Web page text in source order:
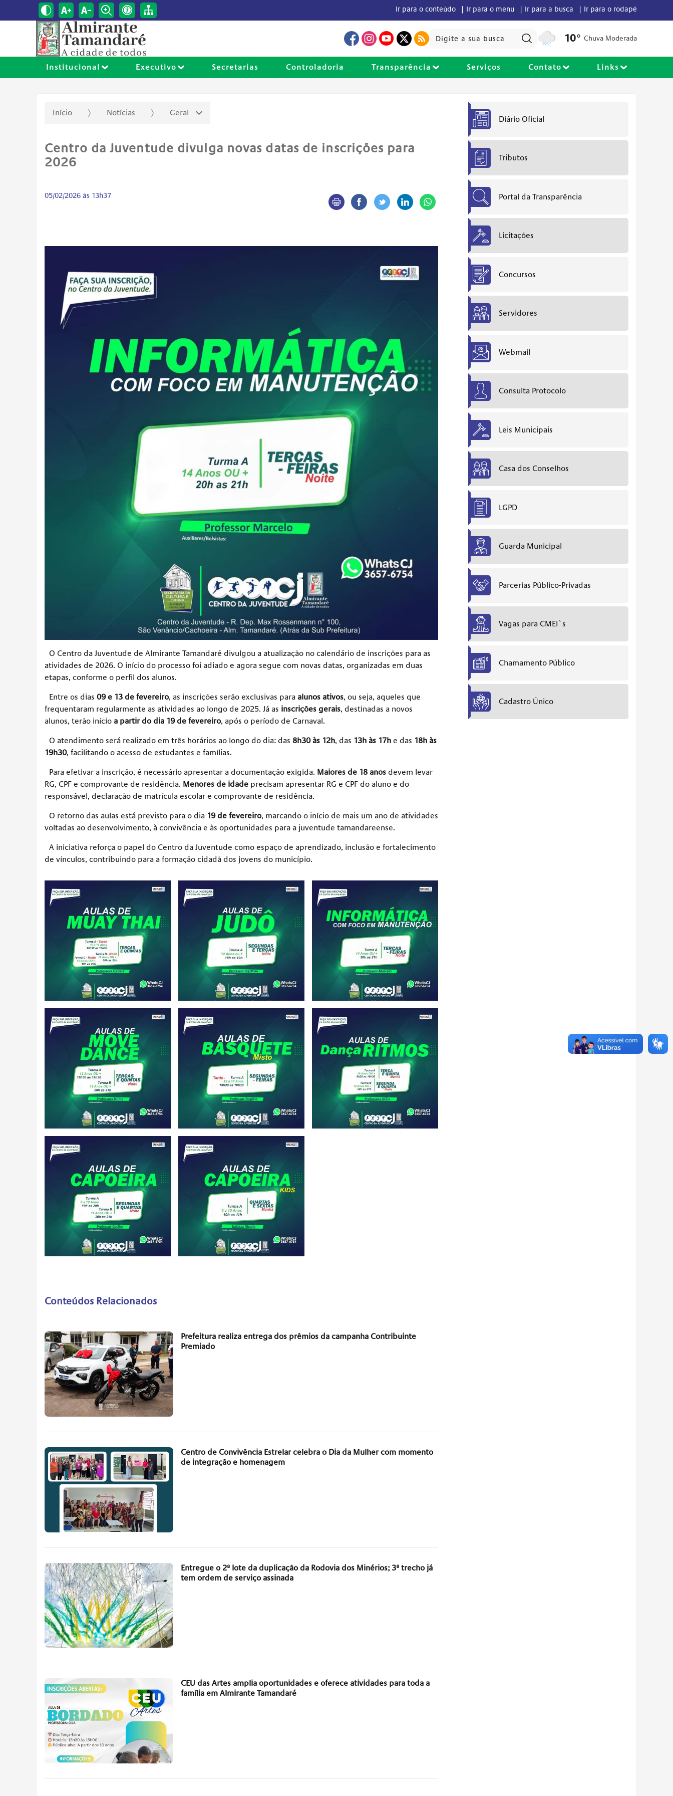
Ir para o conteúdo | Ir para o menu | Ir para a busca | Ir para o rodapé
Pesquisar:10° Chuva Moderada
Institucional Executivo Secretarias Controladoria Transparência Serviços Contato Links
Início Notícias Geral
Centro da Juventude divulga novas datas de inscrições para
2026
05/02/2026 às 13h37
O Centro da Juventude de Almirante Tamandaré divulgou a atualização no calendário de inscrições para as
atividades de 2026. O início do processo foi adiado e agora segue com novas datas, organizadas em duas
etapas, conforme o perfil dos alunos.
Entre os dias 09 e 13 de fevereiro, as inscrições serão exclusivas para alunos ativos, ou seja, aqueles que
frequentaram regularmente as atividades ao longo de 2025. Já as inscrições gerais, destinadas a novos
alunos, terão início a partir do dia 19 de fevereiro, após o período de Carnaval.
O atendimento será realizado em três horários ao longo do dia: das 8h30 às 12h, das 13h às 17h e das 18h às
19h30, facilitando o acesso de estudantes e famílias.
Para efetivar a inscrição, é necessário apresentar a documentação exigida. Maiores de 18 anos devem levar
RG, CPF e comprovante de residência. Menores de idade precisam apresentar RG e CPF do aluno e do
responsável, declaração de matrícula escolar e comprovante de residência.
O retorno das aulas está previsto para o dia 19 de fevereiro, marcando o início de mais um ano de atividades
voltadas ao desenvolvimento, à convivência e às oportunidades para a juventude tamandareense.
A iniciativa reforça o papel do Centro da Juventude como espaço de aprendizado, inclusão e fortalecimento
de vínculos, contribuindo para a formação cidadã dos jovens do município.
Conteúdos Relacionados
Prefeitura realiza entrega dos prêmios da campanha Contribuinte
Premiado
Centro de Convivência Estrelar celebra o Dia da Mulher com momento
de integração e homenagem
Entregue o 2º lote da duplicação da Rodovia dos Minérios; 3º trecho já
tem ordem de serviço assinada
CEU das Artes amplia oportunidades e oferece atividades para toda a
família em Almirante Tamandaré
Diário Oficial
Tributos
Portal da Transparência
Licitações
Concursos
Servidores
Webmail
Consulta Protocolo
Leis Municipais
Casa dos Conselhos
LGPD
Guarda Municipal
Parcerias Público-Privadas
Vagas para CMEI`s
Chamamento Público
Cadastro Único